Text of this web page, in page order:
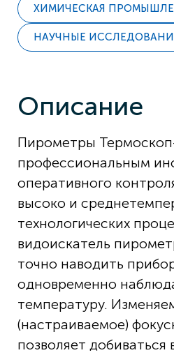
ХИМИЧЕСКАЯ
НАУЧНЫЕ
Описание
Пирометры
профессиональным
оперативного
высоко и
технологических
видоискатель
точно наводить
одновременно
температуру.
(настраиваемое)
позволяет добиваться